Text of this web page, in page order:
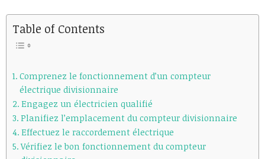
Table of Contents
Comprenez le fonctionnement d’un compteur
électrique divisionnaire
Engagez un électricien qualifié
Planifiez l’emplacement du compteur divisionnaire
Effectuez le raccordement électrique
Vérifiez le bon fonctionnement du compteur